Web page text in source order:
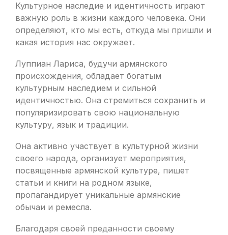
Культурное наследие и идентичность играют
важную роль в жизни каждого человека. Они
определяют, кто мы есть, откуда мы пришли и
какая история нас окружает.
Луппиан Лариса, будучи армянского
происхождения, обладает богатым
культурным наследием и сильной
идентичностью. Она стремиться сохранить и
популяризировать свою национальную
культуру, язык и традиции.
Она активно участвует в культурной жизни
своего народа, организует мероприятия,
посвященные армянской культуре, пишет
статьи и книги на родном языке,
пропагандирует уникальные армянские
обычаи и ремесла.
Благодаря своей преданности своему